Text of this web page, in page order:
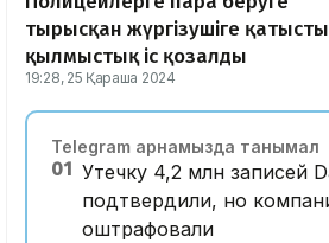
тырысқан жүргізушіге қатысты
қылмыстық іс қозғалды
19:28, 25 Қараша 2024
Telegram арнамызда танымал
01 Утечку 4,2 млн записей
подтвердили, но
оштрафовали